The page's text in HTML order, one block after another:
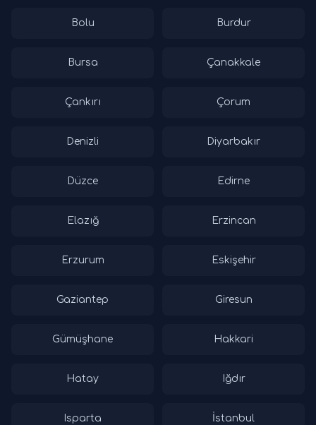
Bolu Burdur
Bursa Çanakkale
Çankırı Çorum
Denizli Diyarbakır
Düzce Edirne
Elazığ Erzincan
Erzurum Eskişehir
Gaziantep Giresun
Gümüşhane Hakkari
Hatay Iğdır
Isparta İstanbul